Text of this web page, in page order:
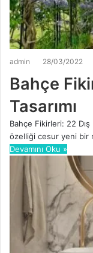
admin 28/03/2022
Bahçe
Tasarımı
Bahçe Fikirleri: 22
özelliği cesur yeni bir
Devamını Oku »